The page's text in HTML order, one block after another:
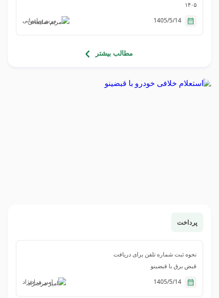
۱۴۰۵
مریم سلیمانی
مطالب بیشتر
پرداخت
نحوه ثبت شماره تلفن برای دریافت
قبض برق با قبضینو
امیر مرادنژاد